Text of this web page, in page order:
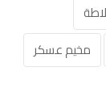
مخيم عسكر